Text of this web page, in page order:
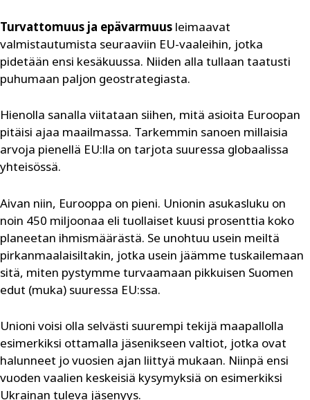
Turvattomuus ja epävarmuus leimaavat
valmistautumista seuraaviin EU-vaaleihin, jotka
pidetään ensi kesäkuussa. Niiden alla tullaan taatusti
puhumaan paljon geostrategiasta.
Hienolla sanalla viitataan siihen, mitä asioita Euroopan
pitäisi ajaa maailmassa. Tarkemmin sanoen millaisia
arvoja pienellä EU:lla on tarjota suuressa globaalissa
yhteisössä.
Aivan niin, Eurooppa on pieni. Unionin asukasluku on
noin 450 miljoonaa eli tuollaiset kuusi prosenttia koko
planeetan ­ihmismäärästä. Se unohtuu usein meiltä
pirkanmaalaisiltakin, jotka usein jäämme tuskailemaan
sitä, miten pystymme turvaamaan pikkuisen Suomen
edut (muka) suuressa EU:ssa.
Unioni voisi olla selvästi suurempi tekijä maapallolla
esimerkiksi ottamalla jäsenikseen valtiot, jotka ovat
halunneet jo vuosien ajan liittyä mukaan. Niinpä ensi
vuoden vaalien keskeisiä kysymyksiä on esimerkiksi
Ukrainan tuleva jäsenyys.